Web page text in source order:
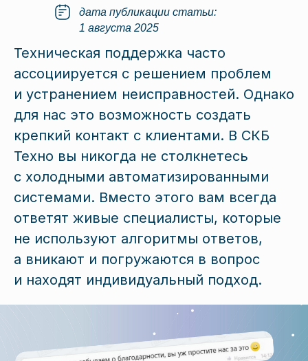
дата публикации статьи:
1 августа 2025
Техническая поддержка часто
ассоциируется с решением проблем
и устранением неисправностей. Однако
для нас это возможность создать
крепкий контакт с клиентами. В СКБ
Техно вы никогда не столкнетесь
с холодными автоматизированными
системами. Вместо этого вам всегда
ответят живые специалисты, которые
не используют алгоритмы ответов,
а вникают и погружаются в вопрос
и находят индивидуальный подход.